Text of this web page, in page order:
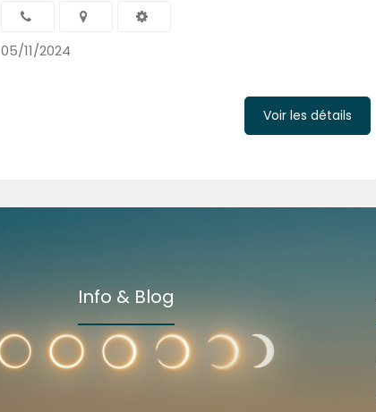
05/11/2024
Voir les détails
Info & Blog